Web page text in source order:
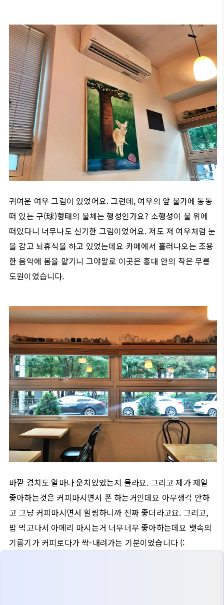
귀여운 여우 그림이 있었어요. 그런데, 여우의 앞 물가에 동동
떠 있는 구(球)형태의 물체는 행성인가요? 소행성이 물 위에
떠있다니 너무나도 신기한 그림이었어요. 저도 저 여우처럼 눈
을 감고 뇌휴식을 하고 있었는데요 카페에서 흘러나오는 조용
한 음악에 몸을 맡기니 그야말로 이곳은 홍대 안의 작은 무릉
도원이었습니다.
바깥 경치도 얼마나 운치있었는지 몰라요. 그리고 제가 제일
좋아하는것은 커피마시면서 폰 하는거인데요 아무생각 안하
고 그냥 커피마시면서 힐링하니까 진짜 좋더라고요. 그리고,
밥 먹고나서 아메리 마시는거 너무너무 좋아하는데요 뱃속의
기름기가 커피로다가 싹-내려가는 기분이었습니다 (: